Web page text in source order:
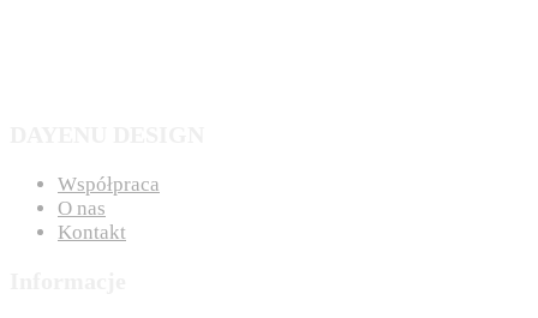
Współpraca
O nas
Kontakt